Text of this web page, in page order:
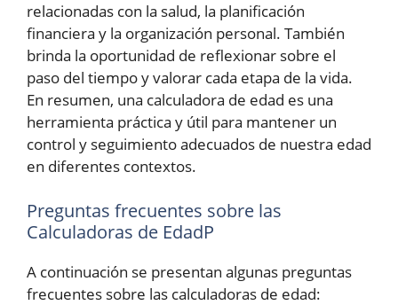
relacionadas con la salud, la planificación
financiera y la organización personal. También
brinda la oportunidad de reflexionar sobre el
paso del tiempo y valorar cada etapa de la vida.
En resumen, una calculadora de edad es una
herramienta práctica y útil para mantener un
control y seguimiento adecuados de nuestra edad
en diferentes contextos.
Preguntas frecuentes sobre las
Calculadoras de EdadP
A continuación se presentan algunas preguntas
frecuentes sobre las calculadoras de edad: